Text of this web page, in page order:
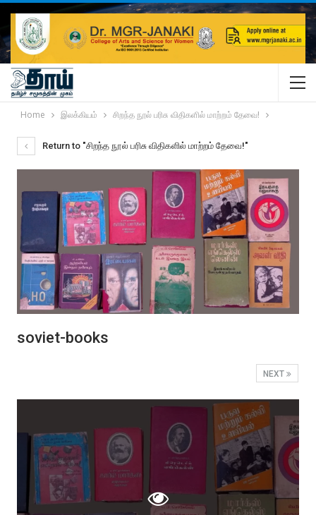
Home இலக்கியம் சிறந்த நூல் பரிசு விதிகளில் மாற்றம் தேவை!
Return to "சிறந்த நூல் பரிசு விதிகளில் மாற்றம் தேவை!"
soviet-books
NEXT